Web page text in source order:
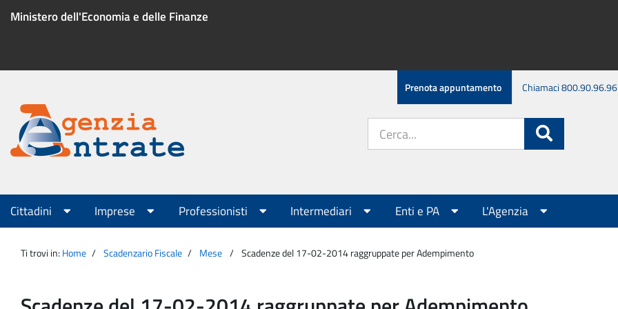
Ministero dell'Economia e delle Finanze
Menu
servizio
Prenota appuntamento Chiamaci 800.90.96.96
Agenzia
Entrate
sito:
Menu
principale
Cittadini Imprese Professionisti Intermediari Enti e PA L'Agenzia
Ti trovi in: Home Scadenzario Fiscale Mese Scadenze del 17-02-2014 raggruppate per Adempimento